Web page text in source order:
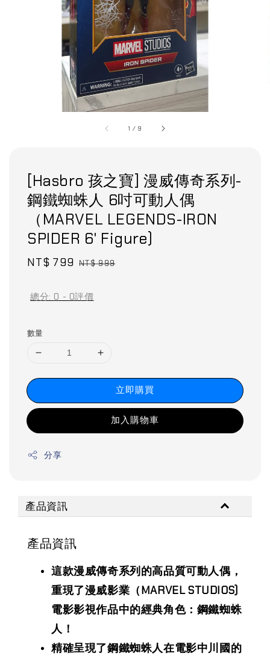
1 / 9
[Hasbro 孩之寶] 漫威傳奇系列-
鋼鐵蜘蛛人 6吋可動人偶
（MARVEL LEGENDS-IRON
SPIDER 6' Figure)
Sale
NT$ 799 Regular
NT$ 999
總分: 0 - 0評價
數量
立即購買
加入購物車
分享
產品資訊
產品資訊
這款漫威傳奇系列的高品質可動人偶，
重現了漫威影業（MARVEL STUDIOS)
電影影視作品中的經典角色：鋼鐵蜘蛛
人！
精確呈現了鋼鐵蜘蛛人在電影中川國的